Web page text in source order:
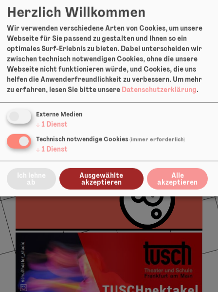
Über TUSCH
TUSCH – „Theater und Schule“ – ist ein
Projekt zur Förderung und Festigung von
systemischer, lang­fristiger und
nachhaltiger Zusammenarbeit zwischen
Schulen und Theatern.
Mehr
Herzlich Willkommen
Wir verwenden verschiedene Arten von Cookies, um unsere
Webseite für Sie passend zu gestalten und Ihnen so ein
optimales Surf-Erlebnis zu bieten. Dabei unterscheiden wir
zwischen technisch notwendigen Cookies, ohne die unsere
Webseite nicht funktionieren würde, und Cookies, die uns
helfen die Anwenderfreundlichkeit zu verbessern. Um mehr
zu erfahren, lesen Sie bitte unsere Datenschutzerklärung.
Externe Medien
↓ 1 Dienst
Technisch notwendige Cookies (immer erforderlich)
↓ 1 Dienst
Ich lehne
ab
Ausgewählte
akzeptieren
Alle
akzeptieren